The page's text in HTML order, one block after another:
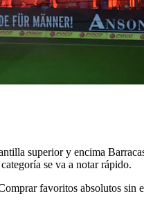
superior y encima
se va a notar rápido.
favoritos absolutos sin